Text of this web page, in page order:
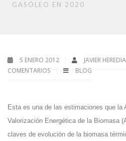
GASÓLEO EN 2020
5 ENERO 2012 JAVIER
COMENTARIOS
BLOG
Esta es una de las estimaciones que la
Valorización Energética de la Biomasa
claves de evolución de la biomasa